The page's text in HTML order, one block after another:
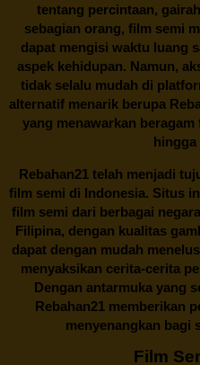
tentang percintaan,
sebagian orang, film semi
dapat mengisi waktu luang
aspek kehidupan. Namun,
tidak selalu mudah di
alternatif menarik berupa
yang menawarkan beragam
hingga
Rebahan21telah menjadi
film semi di Indonesia. Situs
film semi dari berbagai
Filipina, dengan kualitas
dapat dengan mudah
menyaksikan cerita-cerita
Dengan antarmuka yang
Rebahan21 memberikan
menyenangkan bagi
Film